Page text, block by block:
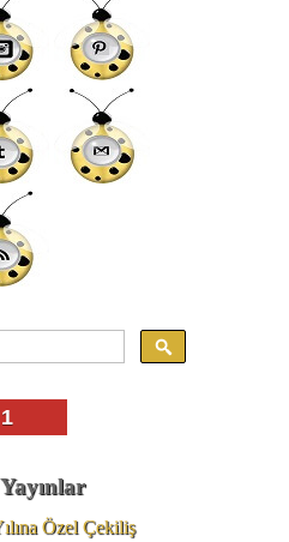
1
Özel Çekiliş